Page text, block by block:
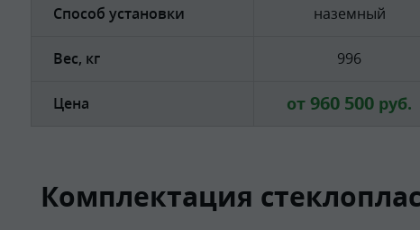
Способ установки наземный
Вес, кг 996
Цена от 960 500 руб.
Комплектация